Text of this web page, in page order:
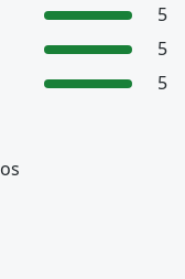
5
5
5